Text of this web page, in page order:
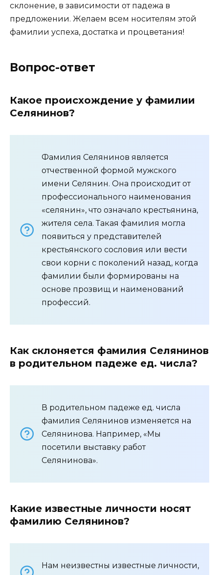
склонение, в зависимости от падежа в
предложении. Желаем всем носителям этой
фамилии успеха, достатка и процветания!
Вопрос-ответ
Какое происхождение у фамилии
Селянинов?
Фамилия Селянинов является
отчественной формой мужского
имени Селянин. Она происходит от
профессионального наименования
«селянин», что означало крестьянина,
жителя села. Такая фамилия могла
появиться у представителей
крестьянского сословия или вести
свои корни с поколений назад, когда
фамилии были формированы на
основе прозвищ и наименований
профессий.
Как склоняется фамилия Селянинов
в родительном падеже ед. числа?
В родительном падеже ед. числа
фамилия Селянинов изменяется на
Селянинова. Например, «Мы
посетили выставку работ
Селянинова».
Какие известные личности носят
фамилию Селянинов?
Нам неизвестны известные личности,